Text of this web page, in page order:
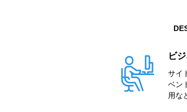
ビ
サイ
ベン
用な